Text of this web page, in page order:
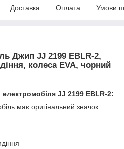
Доставка Оплата Умови
Джип JJ 2199 EBLR-2,
колеса EVA, чорний
JJ 2199 EBLR-2:
має оригінальний значок